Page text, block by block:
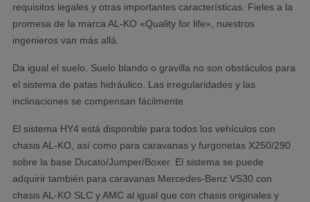
requisitos legales y otras importantes características. Fieles a la
promesa de la marca AL-KO «Quality for life», nuestros
ingenieros van más allá.
Da igual el suelo. Suelo blando o gravilla no son obstáculos para
el sistema de patas hidráulico. Las irregularidades y las
inclinaciones se compensan fácilmente
El sistema HY4 está disponible para todos los vehículos con
chasis AL-KO, así como para caravanas y furgonetas X250/290
sobre la base Ducato/Jumper/Boxer. El sistema se puede
adquirir también para caravanas Mercedes-Benz VS30 con
chasis AL-KO SLC y AMC al igual que con chasis originales y